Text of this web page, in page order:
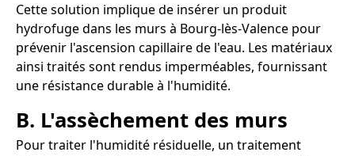
Cette solution implique de insérer un produit
hydrofuge dans les murs à Bourg-lès-Valence pour
prévenir l'ascension capillaire de l'eau. Les matériaux
ainsi traités sont rendus imperméables, fournissant
une résistance durable à l'humidité.
B. L'assèchement des murs
Pour traiter l'humidité résiduelle, un traitement